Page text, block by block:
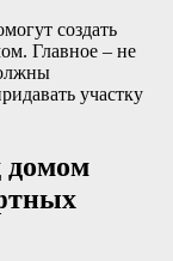
создать
Главное – не
участку
домом